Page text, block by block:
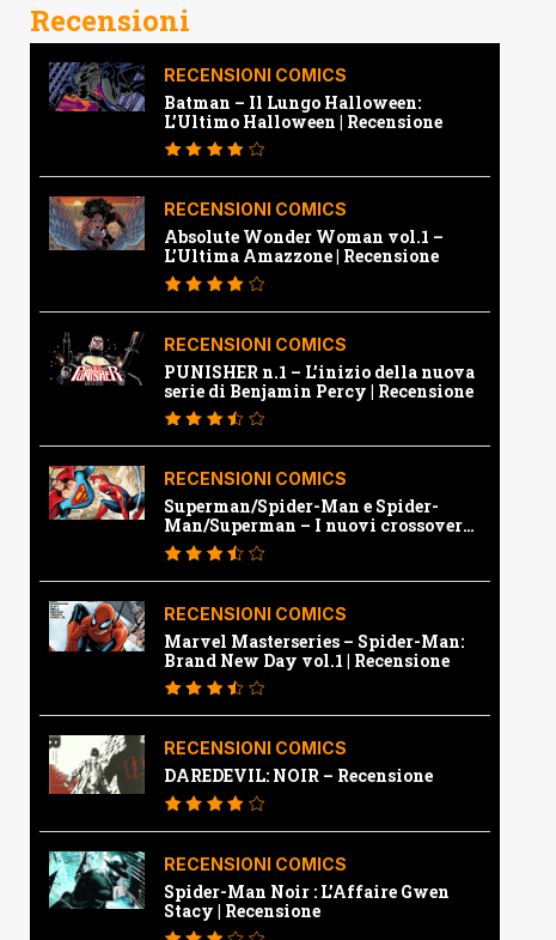
Recensioni
RECENSIONI COMICS
Batman – Il Lungo Halloween:
L’Ultimo Halloween | Recensione
RECENSIONI COMICS
Absolute Wonder Woman vol.1 –
L’Ultima Amazzone | Recensione
RECENSIONI COMICS
PUNISHER n.1 – L’inizio della nuova
serie di Benjamin Percy | Recensione
RECENSIONI COMICS
Superman/Spider-Man e Spider-
Man/Superman – I nuovi crossover
Marvel e Dc | Recensione
RECENSIONI COMICS
Marvel Masterseries – Spider-Man:
Brand New Day vol.1 | Recensione
RECENSIONI COMICS
DAREDEVIL: NOIR – Recensione
RECENSIONI COMICS
Spider-Man Noir : L’Affaire Gwen
Stacy | Recensione